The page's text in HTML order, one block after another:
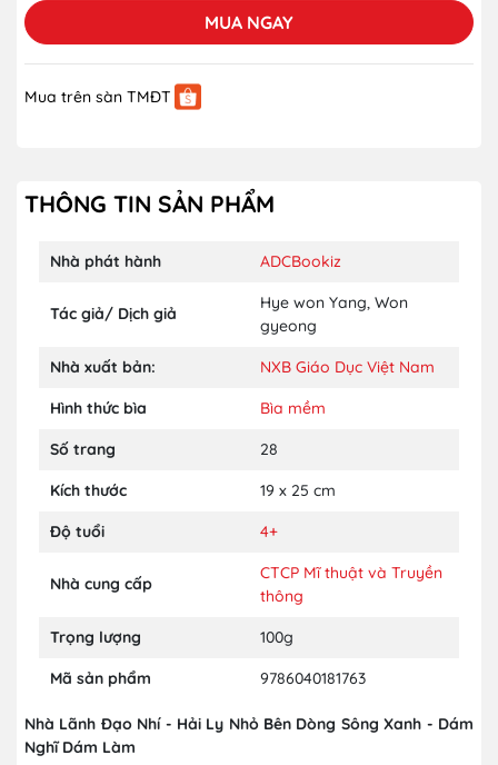
MUA NGAY
Mua trên sàn TMĐT
THÔNG TIN SẢN PHẨM
Nhà phát hành ADCBookiz
Tác giả/ Dịch giả
Hye won Yang Won
gyeong
Nhà xuất bản: NXB Giáo Dục Việt Nam
Hình thức bìa Bìa mềm
Số trang 28
Kích thước 19 x 25 cm
Độ tuổi 4+
Nhà cung cấp
CTCP Mĩ thuật và Truyền
thông
Trọng lượng 100g
Mã sản phẩm 9786040181763
Nhà Lãnh Đạo Nhí - Hải Ly Nhỏ Bên Dòng Sông Xanh - Dám
Nghĩ Dám Làm